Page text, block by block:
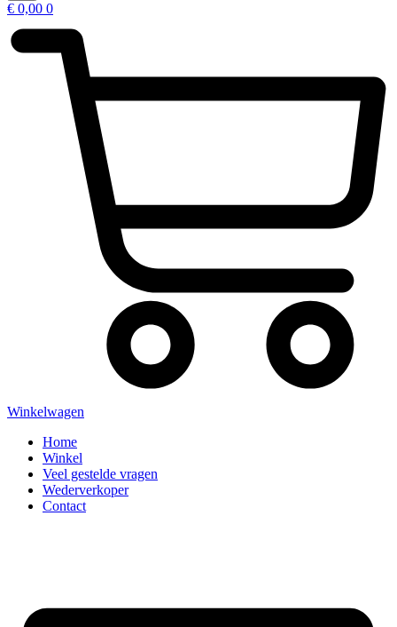
€ 0,00 0
Winkelwagen
Home
Winkel
Veel gestelde vragen
Wederverkoper
Contact